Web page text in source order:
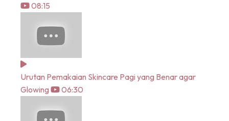
08:15
Urutan Pemakaian Skincare Pagi yang Benar agar
Glowing
06:30